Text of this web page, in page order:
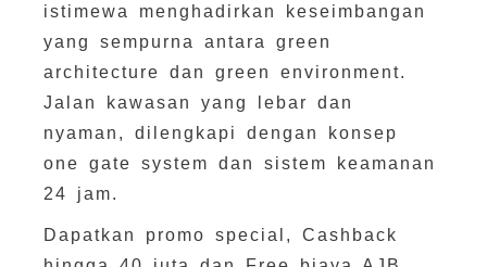
istimewa menghadirkan keseimbangan
yang sempurna antara green
architecture dan green environment.
Jalan kawasan yang lebar dan
nyaman, dilengkapi dengan konsep
one gate system dan sistem keamanan
24 jam.
Dapatkan promo special, Cashback